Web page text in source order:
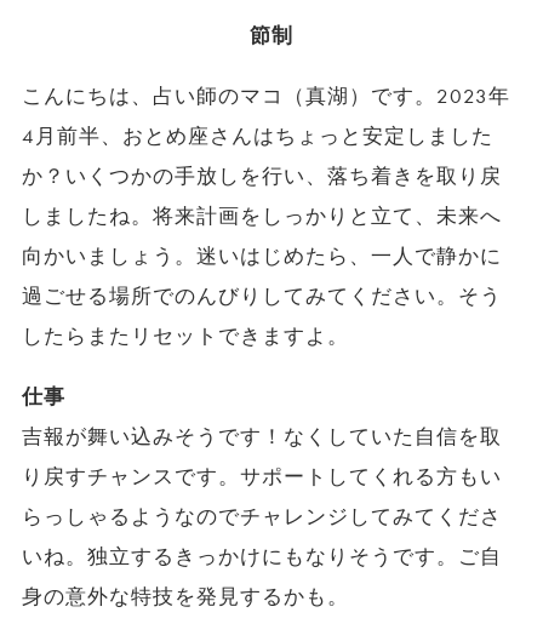
節制
こんにちは、占い師のマコ（真湖）です。2023年
4月前半、おとめ座さんはちょっと安定しました
か？いくつかの手放しを行い、落ち着きを取り戻
しましたね。将来計画をしっかりと立て、未来へ
向かいましょう。迷いはじめたら、一人で静かに
過ごせる場所でのんびりしてみてください。そう
したらまたリセットできますよ。
仕事
吉報が舞い込みそうです！なくしていた自信を取
り戻すチャンスです。サポートしてくれる方もい
らっしゃるようなのでチャレンジしてみてくださ
いね。独立するきっかけにもなりそうです。ご自
身の意外な特技を発見するかも。